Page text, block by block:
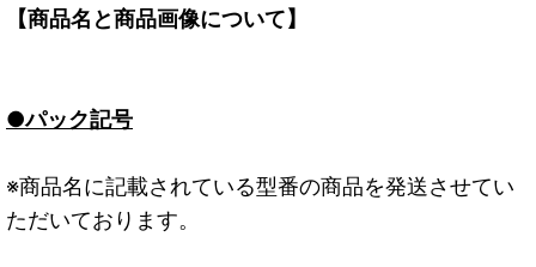
【商品名と商品画像について】
●パック記号
※商品名に記載されている型番の商品を発送させてい
ただいております。